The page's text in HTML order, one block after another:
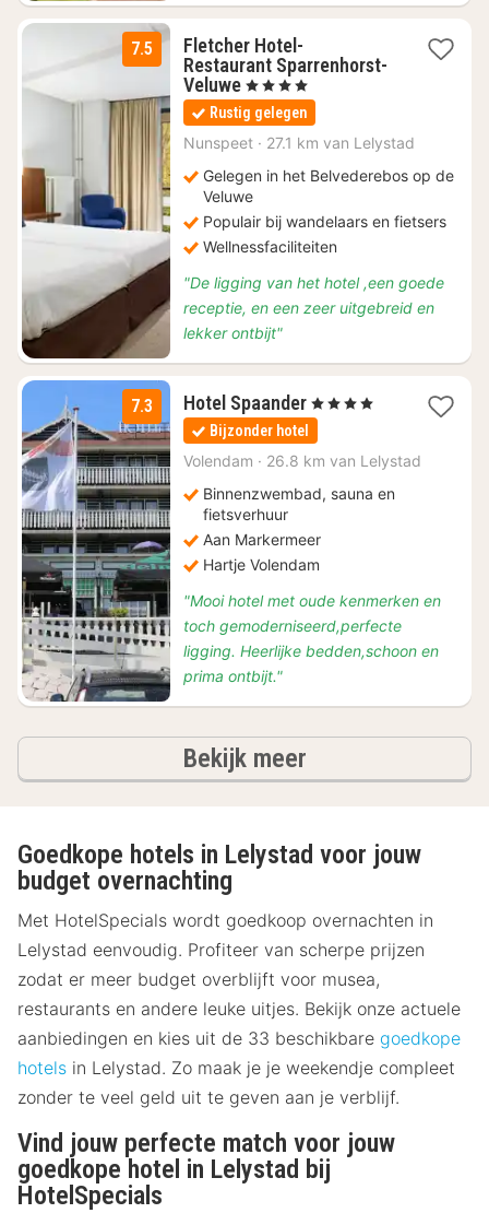
7.5
Fletcher Hotel-
Restaurant Sparrenhorst-
Veluwe1
nacht
vanaf
€
, 4 Sterren
Rustig gelegen
Nunspeet · 27.1 km van Lelystad
Gelegen in het Belvederebos op de
Veluwe
Populair bij wandelaars en fietsers
Wellnessfaciliteiten
"De ligging van het hotel ,een goede
receptie, en een zeer uitgebreid en
lekker ontbijt"
7.3 Hotel Spaander1
nacht
vanaf
€
, 4 Sterren
Bijzonder hotel
Volendam · 26.8 km van Lelystad
Binnenzwembad, sauna en
fietsverhuur
Aan Markermeer
Hartje Volendam
"Mooi hotel met oude kenmerken en
toch gemoderniseerd,perfecte
ligging. Heerlijke bedden,schoon en
prima ontbijt."
Bekijk meerhotels
Goedkope hotels in Lelystad voor jouw
budget overnachting
Met HotelSpecials wordt goedkoop overnachten in
Lelystad eenvoudig. Profiteer van scherpe prijzen
zodat er meer budget overblijft voor musea,
restaurants en andere leuke uitjes. Bekijk onze actuele
aanbiedingen en kies uit de 33 beschikbare goedkope
hotels in Lelystad. Zo maak je je weekendje compleet
zonder te veel geld uit te geven aan je verblijf.
Vind jouw perfecte match voor jouw
goedkope hotel in Lelystad bij
HotelSpecials